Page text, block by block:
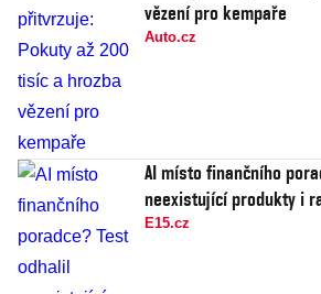
vězení pro kempaře
Auto.cz
AI místo finančního
neexistující produkty i
E15.cz